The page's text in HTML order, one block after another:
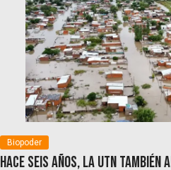
Biopoder
Hace seis años, la UTN